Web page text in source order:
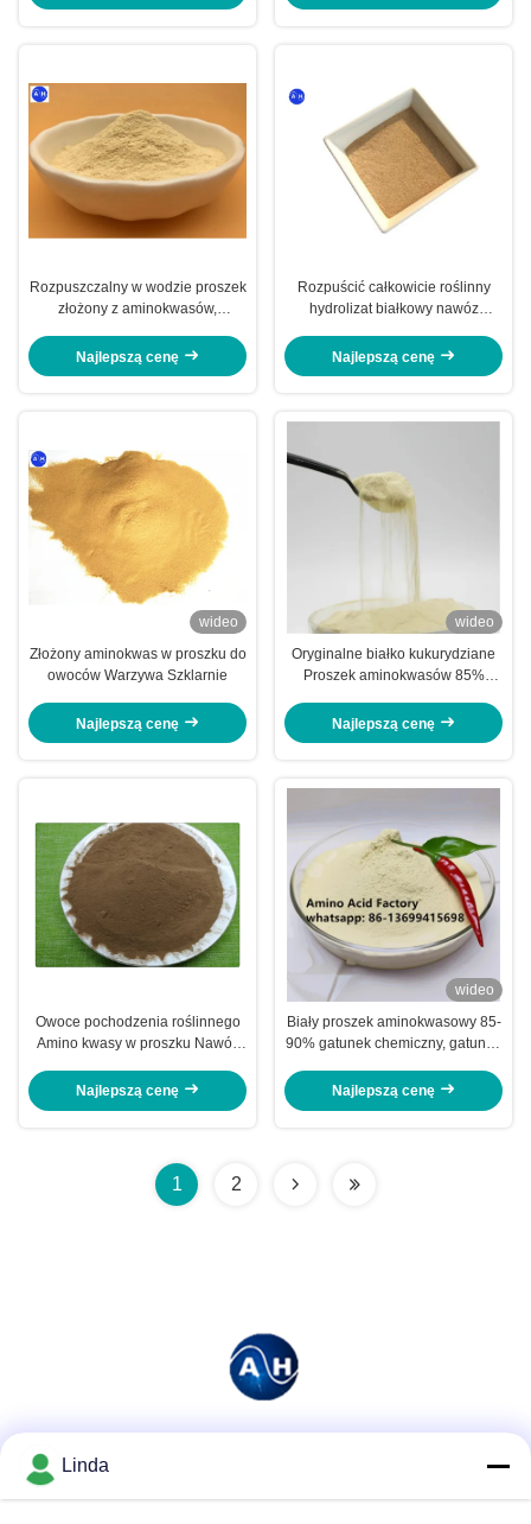
Rozpuszczalny w wodzie proszek
złożony z aminokwasów,
złożony
Najlepszą cenę
Rozpuścić całkowicie roślinny
hydrolizat białkowy nawóz
przepływ
Najlepszą cenę
wideo
Złożony aminokwas w proszku do
owoców Warzywa Szklarnie
Najlepszą cenę
wideo
Oryginalne białko kukurydziane
Proszek aminokwasów 85%
hydrolizy enzymatycznej i 100%
rozpuszczalne w wodzie
Najlepszą cenę
Owoce pochodzenia roślinnego
Amino kwasy w proszku Nawóz
Najlepszą cenę
wideo
Biały proszek aminokwasowy 85-
90% gatunek chemiczny, gatunek
Najlepszą cenę
1 2
Linda